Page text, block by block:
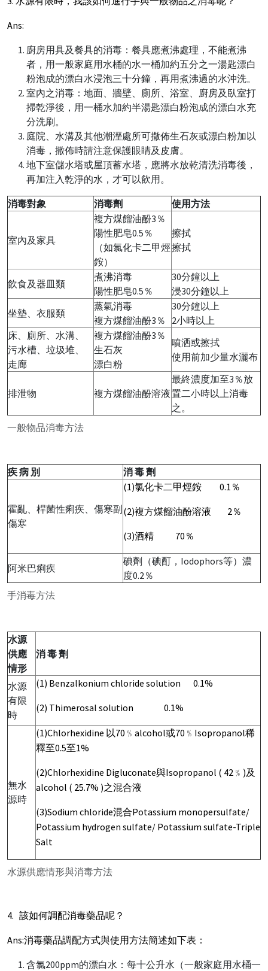
Ans:
廚房用具及餐具的消毒：餐具應煮沸處理，不能煮沸
者，用一般家庭用水桶的水一桶加約五分之一湯匙漂白
粉泡成的漂白水浸泡三十分鐘，再用煮沸過的水沖洗。
室內之消毒：地面、牆壁、廁所、浴室、廚房及臥室打
掃乾淨後，用一桶水加約半湯匙漂白粉泡成的漂白水充
分洗刷。
庭院、水溝及其他潮溼處所可撒佈生石灰或漂白粉加以
消毒，撒佈時請注意保護眼睛及皮膚。
地下室儲水塔或屋頂蓄水塔，應將水放乾清洗消毒後，
再加注入乾淨的水，才可以飲用。
一般物品消毒方法
消毒對象 消毒劑 使用方法
室內及家具
複方煤餾油酚3％
陽性肥皂0.5％
（如氯化卡二甲烴
銨）
擦拭
擦拭
飲食及器皿類
煮沸消毒
陽性肥皂0.5％
30分鐘以上
浸30分鐘以上
坐墊、衣服類
蒸氣消毒
複方煤餾油酚3％
30分鐘以上
2小時以上
床、廁所、水溝、
污水槽、垃圾堆、
走廊
複方煤餾油酚3％
生石灰
漂白粉
噴洒或擦拭
使用前加少量水灑布
排泄物 複方煤餾油酚溶液
最終濃度加至3％放
置二小時以上消毒
之。
手消毒方法
疾 病 別 消 毒 劑
霍亂、桿菌性痢疾、傷寒副
傷寒
(1)氯化卡二甲烴銨 0.1％
(2)複方煤餾油酚溶液 2％
(3)酒精 70％
阿米巴痢疾
碘劑（碘酊，Iodophors等）濃
度0.2％
水源供應情形與消毒方法
水源
供應
情形
消 毒 劑
水源
有限
時
(1) Benzalkonium chloride solution 0.1%
(2) Thimerosal solution 0.1%
無水
源時
(1)Chlorhexidine 以70﹪alcohol或70﹪Isopropanol稀
釋至0.5至1%
(2)Chlorhexidine Digluconate與Isopropanol ( 42﹪)及
alcohol ( 25.7% )之混合液
(3)Sodium chloride混合Potassium monopersulfate/
Potassium hydrogen sulfate/ Potassium sulfate-Triple
Salt
4. 該如何調配消毒藥品呢？
Ans:消毒藥品調配方式與使用方法簡述如下表：
含氯200ppm的漂白水：每十公升水（一般家庭用水桶一